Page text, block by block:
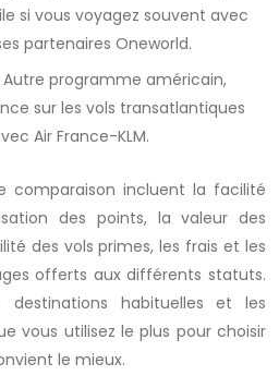
si vous voyagez souvent avec
partenaires Oneworld.
programme américain,
sur les vols transatlantiques
Air France-KLM.
comparaison incluent la facilité
des points, la valeur des
des vols primes, les frais et les
offerts aux différents statuts.
habituelles et les
vous utilisez le plus pour choisir
le mieux.